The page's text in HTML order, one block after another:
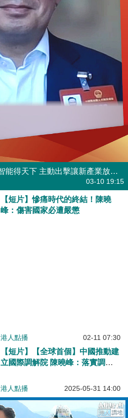
【短片】陳曉峰：得人工智能得天下 主動出擊讓新產業放管得宜
03-10 19:15
【短片】慘痛時代的終結！陳曉
峰：傷害國家必遭嚴懲
港人點播 02-11 07:30
【短片】【全球首個】中國推動建
立國際調解院 陳曉峰：落實調解
港人點播 2025-05-31 14:00